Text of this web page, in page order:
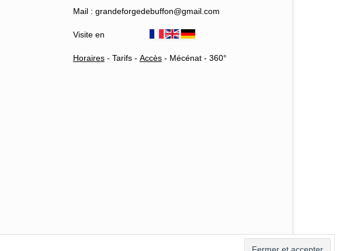
Mail : grandeforgedebuffon@gmail.com
Visite en
Horaires- Tarifs- Accès- Mécénat- 360°